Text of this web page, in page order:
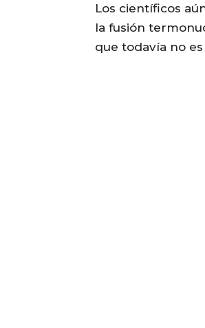
Los científicos
la fusión
que todavía no es